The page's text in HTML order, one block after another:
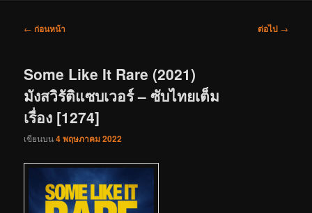
เมนู
← ก่อนหน้า ต่อไป →
Some Like It Rare (2021)
มังสวิรัติแซบเวอร์ – ซับไทยเต็ม
เรื่อง [1274]
เขียนบน4 พฤษภาคม 2022